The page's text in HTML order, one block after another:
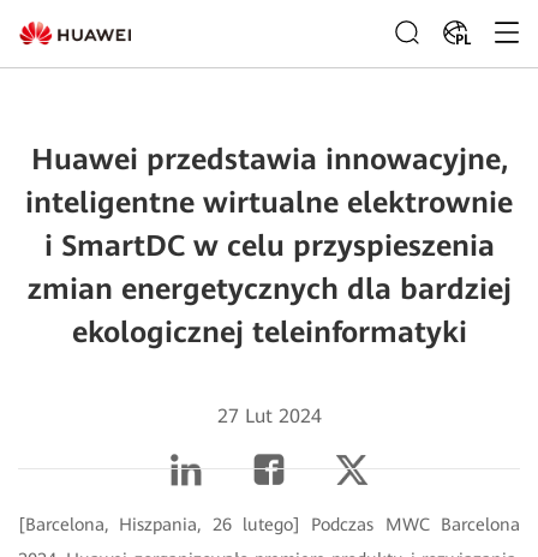
PL
Huawei przedstawia innowacyjne,
inteligentne wirtualne elektrownie
i SmartDC w celu przyspieszenia
zmian energetycznych dla bardziej
ekologicznej teleinformatyki
27 Lut 2024
[Barcelona, Hiszpania, 26 lutego] Podczas MWC Barcelona